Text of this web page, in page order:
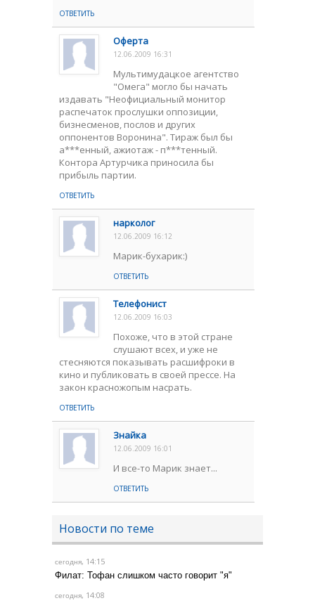
ОТВЕТИТЬ
Оферта
12.06.2009 16:31
Мультимудацкое агентство
"Омега" могло бы начать
издавать "Неофициальный монитор
распечаток прослушки оппозиции,
бизнесменов, послов и других
оппонентов Воронина". Тираж был бы
а***енный, ажиотаж - п***тенный.
Контора Артурчика приносила бы
прибыль партии.
ОТВЕТИТЬ
нарколог
12.06.2009 16:12
Марик-бухарик:)
ОТВЕТИТЬ
Телефонист
12.06.2009 16:03
Похоже, что в этой стране
слушают всех, и уже не
стесняются показывать расшифроки в
кино и публиковать в своей прессе. На
закон красножопым насрать.
ОТВЕТИТЬ
Знайка
12.06.2009 16:01
И все-то Марик знает...
ОТВЕТИТЬ
Новости по теме
сегодня, 14:15
Филат: Тофан слишком часто говорит "я"
сегодня, 14:08